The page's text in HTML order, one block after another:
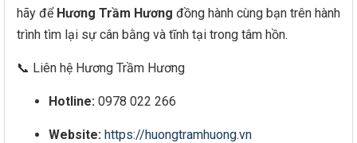
hãy để Hương Trầm Hương đồng hành cùng bạn trên hành
trình tìm lại sự cân bằng và tĩnh tại trong tâm hồn.
📞 Liên hệ Hương Trầm Hương
Hotline: 0978 022 266
Website: https://huongtramhuong.vn